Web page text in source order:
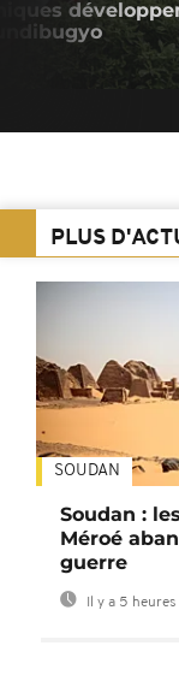
PLUS
SOUDAN
Soudan :
Méroé
guerre
Il y a 5 heures